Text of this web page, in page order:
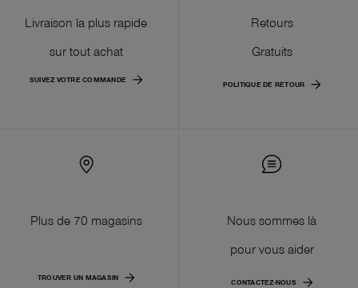
Livraison la plus rapide
sur tout achat
SUIVEZ VOTRE COMMANDE
Retours
Gratuits
POLITIQUE DE RETOUR
Plus de 70 magasins
TROUVER UN MAGASIN
Nous sommes là
pour vous aider
CONTACTEZ-NOUS